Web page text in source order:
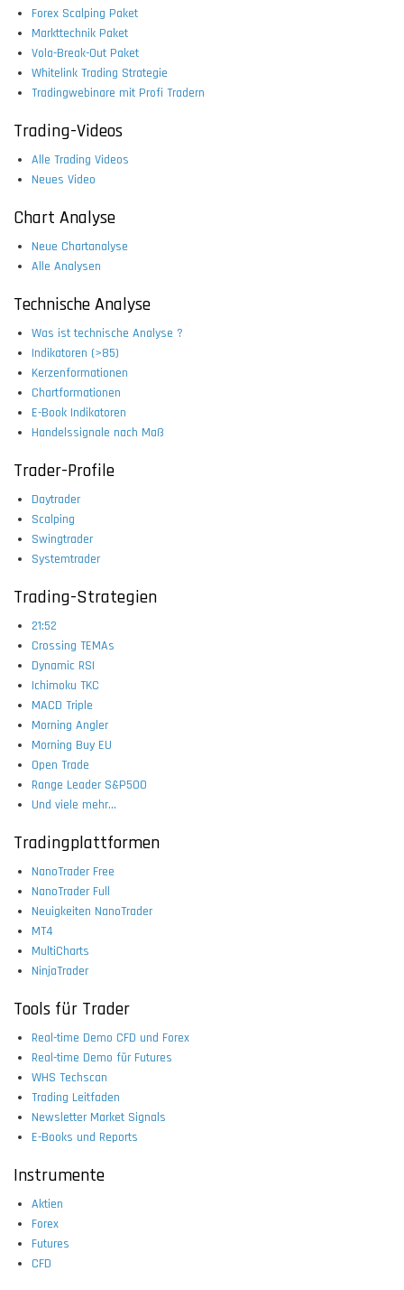
Forex Scalping Paket
Markttechnik Paket
Vola-Break-Out Paket
Whitelink Trading Strategie
Tradingwebinare mit Profi Tradern
Trading-Videos
Alle Trading Videos
Neues Video
Chart Analyse
Neue Chartanalyse
Alle Analysen
Technische Analyse
Was ist technische Analyse ?
Indikatoren (>85)
Kerzenformationen
Chartformationen
E-Book Indikatoren
Handelssignale nach Maß
Trader-Profile
Daytrader
Scalping
Swingtrader
Systemtrader
Trading-Strategien
21:52
Crossing TEMAs
Dynamic RSI
Ichimoku TKC
MACD Triple
Morning Angler
Morning Buy EU
Open Trade
Range Leader S&P500
Und viele mehr...
Tradingplattformen
NanoTrader Free
NanoTrader Full
Neuigkeiten NanoTrader
MT4
MultiCharts
NinjaTrader
Tools für Trader
Real-time Demo CFD und Forex
Real-time Demo für Futures
WHS Techscan
Trading Leitfaden
Newsletter Market Signals
E-Books und Reports
Instrumente
Aktien
Forex
Futures
CFD